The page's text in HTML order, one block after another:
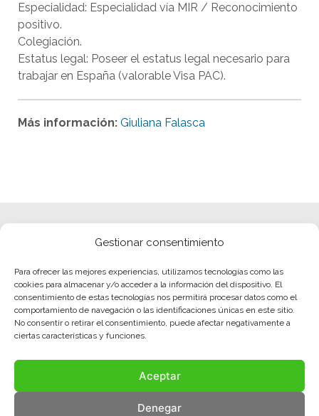
Gestionar consentimiento
Para ofrecer las mejores experiencias, utilizamos tecnologías como las
cookies para almacenar y/o acceder a la información del dispositivo. El
consentimiento de estas tecnologías nos permitirá procesar datos como el
comportamiento de navegación o las identificaciones únicas en este sitio.
No consentir o retirar el consentimiento, puede afectar negativamente a
ciertas características y funciones.
Aceptar
Denegar
Especialidad: Especialidad vía MIR / Reconocimiento
positivo.
Colegiación.
Estatus legal: Poseer el estatus legal necesario para
trabajar en España (valorable Visa PAC).
Más información: Giuliana Falasca